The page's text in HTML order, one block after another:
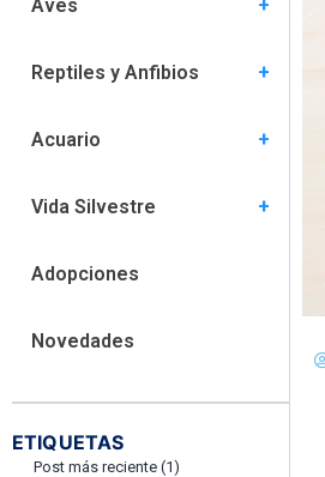
Aves
Reptiles y Anfibios
Acuario
Vida Silvestre
Adopciones
Novedades
ETIQUETAS
Post más reciente (1)